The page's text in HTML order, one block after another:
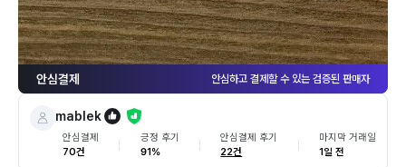
안심결제 안심하고 결제할 수 있는 검증된 판매자
mablek
안심결제
70건
긍정 후기
91%
안심결제 후기
22건
마지막 거래일
1일 전